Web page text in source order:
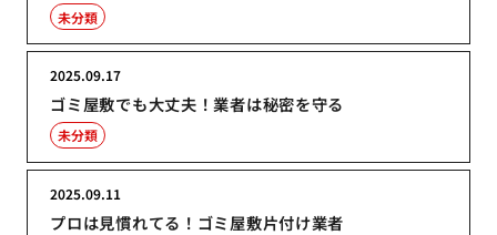
未分類
ゴミ屋敷でも大丈夫！業者は秘密を守る
2025.09.17
未分類
プロは見慣れてる！ゴミ屋敷片付け業者
2025.09.11